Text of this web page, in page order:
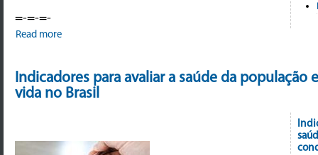
=-=-=-
Read more
Indicadores para avaliar a saúde da população
vida no Brasil